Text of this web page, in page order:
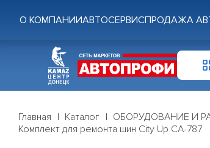
О КОМПАНИИАВТОСЕРВИСПРОДАЖА
Главная Каталог ОБОРУДОВАНИЕ И
Комплект для ремонта шин City Up СА-787